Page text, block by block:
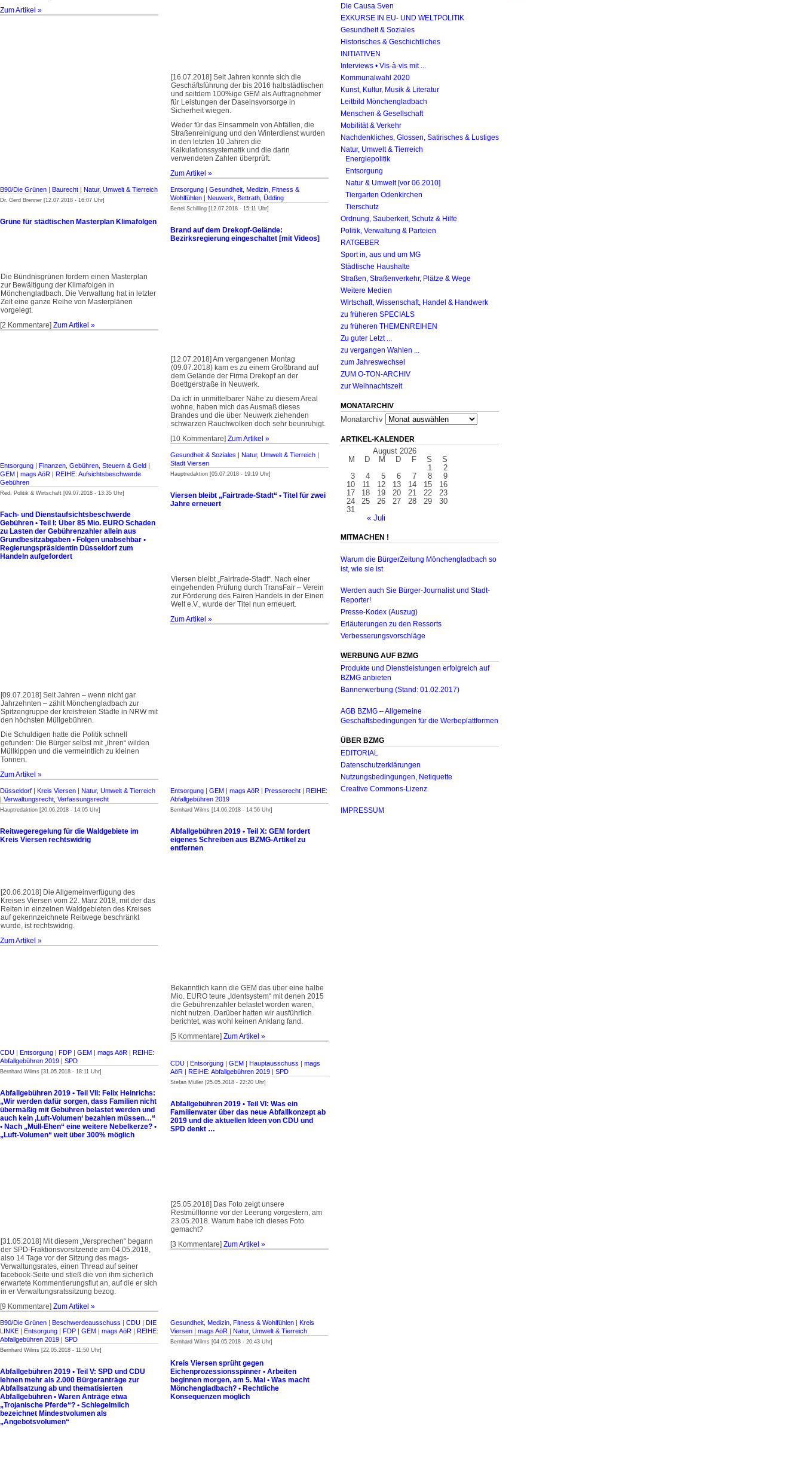
Zum Artikel »
[16.07.2018] Seit Jahren konnte sich die
Geschäfts­führung der bis 2016 halbstädtischen
und seitdem 100%ige GEM als Auftrag­nehmer
für Leistungen der Daseinsvorsorge in
Sicherheit wiegen.
Weder für das Einsammeln von Abfällen, die
Straßenreinigung und den Winterdienst wurden
in den letzten 10 Jahren die
Kalkulationssystematik und die darin
verwendeten Zahlen überprüft.
Zum Artikel »
B90/Die Grünen | Baurecht | Natur, Umwelt & Tierreich
Dr. Gerd Brenner [12.07.2018 - 16:07 Uhr]
Grüne für städtischen Masterplan Klimafolgen
Die Bündnisgrünen fordern einen Masterplan
zur Bewältigung der Klimafolgen in
Mönchengladbach. Die Verwaltung hat in letzter
Zeit eine ganze Reihe von Masterplänen
vorgelegt.
[2 Kommentare] Zum Artikel »
Entsorgung | Gesundheit, Medizin, Fitness &
Wohlfühlen | Neuwerk, Bettrath, Üdding
Bertel Schilling [12.07.2018 - 15:11 Uhr]
Brand auf dem Drekopf-Gelände:
Bezirksregierung eingeschaltet [mit Videos]
[12.07.2018] Am vergangenen Montag
(09.07.2018) kam es zu einem Groß­brand auf
dem Gelände der Firma Drekopf an der
Boettgerstraße in Neuwerk.
Da ich in unmittelbarer Nähe zu diesem Areal
wohne, haben mich das Ausmaß dieses
Brandes und die über Neuwerk ziehenden
schwarzen Rauchwolken doch sehr beunruhigt.
[10 Kommentare] Zum Artikel »
Entsorgung | Finanzen, Gebühren, Steuern & Geld |
GEM | mags AöR | REIHE: Aufsichtsbeschwerde
Gebühren
Red. Politik & Wirtschaft [09.07.2018 - 13:35 Uhr]
Fach- und Dienstaufsichtsbeschwerde
Gebühren • Teil I: Über 85 Mio. EURO Schaden
zu Lasten der Gebührenzahler allein aus
Grundbesitz­abgaben • Folgen unabsehbar •
Regierungspräsidentin Düsseldorf zum
Handeln aufgefordert
[09.07.2018] Seit Jahren – wenn nicht gar
Jahrzehnten – zählt Mönchen­glad­bach zur
Spitzengruppe der kreisfreien Städte in NRW mit
den höchsten Müllgebühren.
Die Schuldigen hatte die Politik schnell
gefunden: Die Bürger selbst mit „ihren“ wilden
Müllkippen und die vermeintlich zu kleinen
Tonnen.
Zum Artikel »
Gesundheit & Soziales | Natur, Umwelt & Tierreich |
Stadt Viersen
Hauptredaktion [05.07.2018 - 19:19 Uhr]
Viersen bleibt „Fairtrade-Stadt“ • Titel für zwei
Jahre erneuert
Viersen bleibt „Fairtrade-Stadt“. Nach einer
eingehenden Prüfung durch TransFair – Verein
zur Förderung des Fairen Handels in der Einen
Welt e.V., wurde der Titel nun erneuert.
Zum Artikel »
Düsseldorf | Kreis Viersen | Natur, Umwelt & Tierreich
| Verwaltungsrecht, Verfassungsrecht
Hauptredaktion [20.06.2018 - 14:05 Uhr]
Reitwegeregelung für die Waldgebiete im
Kreis Viersen rechtswidrig
[20.06.2018] Die Allgemeinverfügung des
Kreises Viersen vom 22. März 2018, mit der das
Reiten in einzelnen Waldgebieten des Kreises
auf gekennzeichnete Reitwege beschränkt
wurde, ist rechtswidrig.
Zum Artikel »
Entsorgung | GEM | mags AöR | Presserecht | REIHE:
Abfallgebühren 2019
Bernhard Wilms [14.06.2018 - 14:56 Uhr]
Abfallgebühren 2019 • Teil X: GEM fordert
eigenes Schreiben aus BZMG-Artikel zu
entfernen
Bekanntlich kann die GEM das über eine halbe
Mio. EURO teure „Identsystem“ mit denen 2015
die Gebührenzahler belastet worden waren,
nicht nutzen. Darüber hatten wir ausführlich
berichtet, was wohl keinen Anklang fand.
[5 Kommentare] Zum Artikel »
CDU | Entsorgung | FDP | GEM | mags AöR | REIHE:
Abfallgebühren 2019 | SPD
Bernhard Wilms [31.05.2018 - 18:11 Uhr]
Abfallgebühren 2019 • Teil VII: Felix Heinrichs:
„Wir werden dafür sorgen, dass Familien nicht
übermäßig mit Gebühren belastet werden und
auch kein ‚Luft-Volumen‘ bezahlen müssen…“
• Nach „Müll-Ehen“ eine weitere Nebelkerze? •
„Luft-Volumen“ weit über 300% möglich
[31.05.2018] Mit diesem „Versprechen“ begann
der SPD-Fraktionsvorsitzende am 04.05.2018,
also 14 Tage vor der Sitzung des mags-
Verwaltungsrates, einen Thread auf seiner
facebook-Seite und stieß die von ihm sicherlich
erwartete Kommentierungsflut an, auf die er sich
in er Verwaltungsratssitzung bezog.
[9 Kommentare] Zum Artikel »
CDU | Entsorgung | GEM | Hauptausschuss | mags
AöR | REIHE: Abfallgebühren 2019 | SPD
Stefan Müller [25.05.2018 - 22:20 Uhr]
Abfallgebühren 2019 • Teil VI: Was ein
Familienvater über das neue Abfallkonzept ab
2019 und die aktuellen Ideen von CDU und
SPD denkt …
[25.05.2018] Das Foto zeigt unsere
Restmülltonne vor der Leerung vorgestern, am
23.05.2018. Warum habe ich dieses Foto
gemacht?
[3 Kommentare] Zum Artikel »
B90/Die Grünen | Beschwerdeausschuss | CDU | DIE
LINKE | Entsorgung | FDP | GEM | mags AöR | REIHE:
Abfallgebühren 2019 | SPD
Bernhard Wilms [22.05.2018 - 11:50 Uhr]
Abfallgebühren 2019 • Teil V: SPD und CDU
lehnen mehr als 2.000 Bürgeranträge zur
Abfallsatzung ab und thematisierten
Abfallgebühren • Waren Anträge etwa
„Trojanische Pferde“? • Schlegelmilch
bezeichnet Mindestvolumen als
„Angebotsvolumen“
Gesundheit, Medizin, Fitness & Wohlfühlen | Kreis
Viersen | mags AöR | Natur, Umwelt & Tierreich
Bernhard Wilms [04.05.2018 - 20:43 Uhr]
Kreis Viersen sprüht gegen
Eichenprozessionsspinner • Arbeiten
beginnen morgen, am 5. Mai • Was macht
Mönchengladbach? • Rechtliche
Konsequenzen möglich
Die Causa Sven
EXKURSE IN EU- UND WELTPOLITIK
Gesundheit & Soziales
Historisches & Geschichtliches
INITIATIVEN
Interviews • Vis-à-vis mit ...
Kommunalwahl 2020
Kunst, Kultur, Musik & Literatur
Leitbild Mönchengladbach
Menschen & Gesellschaft
Mobilität & Verkehr
Nachdenkliches, Glossen, Satirisches & Lustiges
Natur, Umwelt & Tierreich
Energiepolitik
Entsorgung
Natur & Umwelt [vor 06.2010]
Tiergarten Odenkirchen
Tierschutz
Ordnung, Sauberkeit, Schutz & Hilfe
Politik, Verwaltung & Parteien
RATGEBER
Sport in, aus und um MG
Städtische Haushalte
Straßen, Straßenverkehr, Plätze & Wege
Weitere Medien
Wirtschaft, Wissenschaft, Handel & Handwerk
zu früheren SPECIALS
zu früheren THEMENREIHEN
Zu guter Letzt ...
zu vergangen Wahlen ...
zum Jahreswechsel
ZUM O-TON-ARCHIV
zur Weihnachtszeit
MONATARCHIV
Monatarchiv
ARTIKEL-KALENDER
August 2026
M
D M D F S S
« Juli
1
2
3
4 5 6 7 8
9
10
11 12 13 14 15
16
17
18 19 20 21 22
23
24
25 26 27 28 29
30
31
MITMACHEN !
Warum die BürgerZeitung Mönchengladbach so
ist, wie sie ist
Werden auch Sie Bürger-Journalist und Stadt-
Reporter!
Presse-Kodex (Auszug)
Erläuterungen zu den Ressorts
Verbesserungsvorschläge
WERBUNG AUF BZMG
Produkte und Dienstleistungen erfolgreich auf
BZMG anbieten
Bannerwerbung (Stand: 01.02.2017)
AGB BZMG – Allgemeine
Geschäftsbedingungen für die Werbeplattformen
ÜBER BZMG
EDITORIAL
Datenschutzerklärungen
Nutzungsbedingungen, Netiquette
Creative Commons-Lizenz
IMPRESSUM